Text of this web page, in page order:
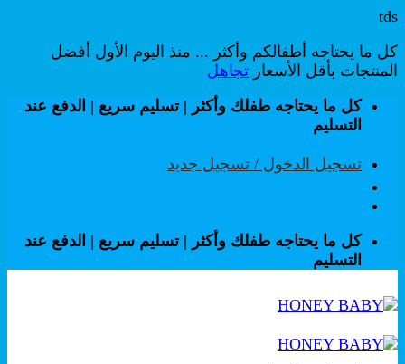
tds
كل ما يحتاجه أطفالكم وأكثر ... منذ اليوم الأول أفضل
المنتجات بأقل الأسعار تجاهل
تخطي
للمحتوى
كل ما يحتاجه طفلك وأكثر | تسليم سريع | الدفع عند
التسليم
تسجيل الدخول / تسجيل جديد
كل ما يحتاجه طفلك وأكثر | تسليم سريع | الدفع عند
التسليم